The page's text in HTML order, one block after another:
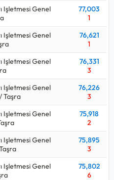
Işletmesi Genel
77,003
1
Işletmesi Genel
76,621
1
Işletmesi Genel
76,331
3
Işletmesi Genel
Taşra
76,226
3
Işletmesi Genel
75,918
2
Işletmesi Genel
75,895
3
Işletmesi Genel
75,802
6